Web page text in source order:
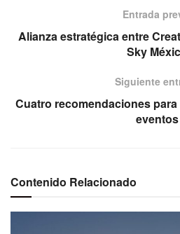
Entrada
Alianza estratégica entre
Sky
Siguiente
Cuatro recomendaciones
eventos
Contenido Relacionado